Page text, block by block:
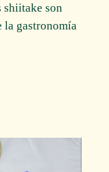
shiitake son
la gastronomía